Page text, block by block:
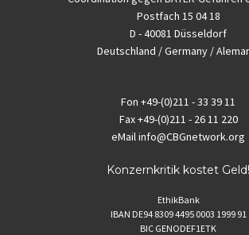
Postfach 15 04 18
D - 40081 Düsseldorf
Deutschland / Germany /
Fon +49-(0)211 - 33 39 11
Fax+49-(0)211 - 26 11 220
eMailinfo@CBGnetwork.org
Konzernkritik kostet Geld!
EthikBank
IBAN DE94 8309 4495 0003 1999 91
BIC GENODEF1ETK